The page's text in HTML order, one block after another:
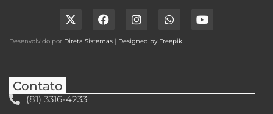
Desenvolvido por Direta Sistemas | Designed by Freepik.
Contato
(81) 3316-4233